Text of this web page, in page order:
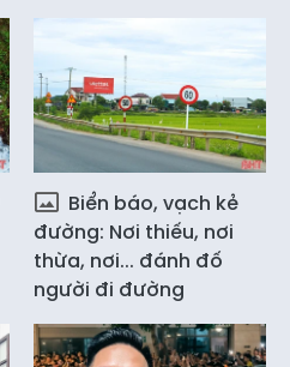
Biển báo, vạch kẻ
đường: Nơi thiếu, nơi
thừa, nơi... đánh đố
người đi đường